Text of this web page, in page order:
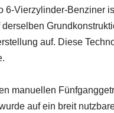
6-Vierzylinder-Benziner
auf. Diese
manuellen
auf ein breit